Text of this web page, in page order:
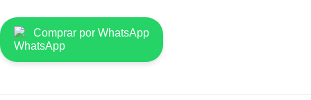
Comprar por WhatsApp